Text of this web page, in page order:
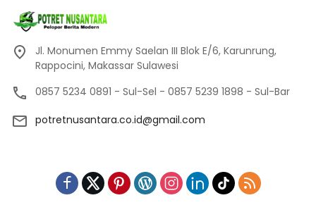
Jl. Monumen Emmy Saelan III Blok E/6, Karunrung,
Rappocini, Makassar Sulawesi
0857 5234 0891 - Sul-Sel - 0857 5239 1898 - Sul-Bar
potretnusantara.co.id@gmail.com